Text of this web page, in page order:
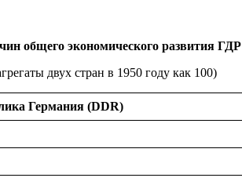
общего экономического развития ГДР
двух стран в 1950 году как 100)
Германия (DDR)